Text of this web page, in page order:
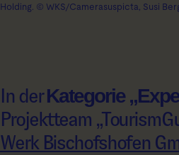
Holding. © WKS/Camerasuspicta, Susi
In derKategorie
Projektteam
Werk Bischofshofen